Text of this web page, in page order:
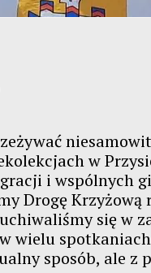
w
i wspólnych
Drogę
się w
wielu
sposób, ale z